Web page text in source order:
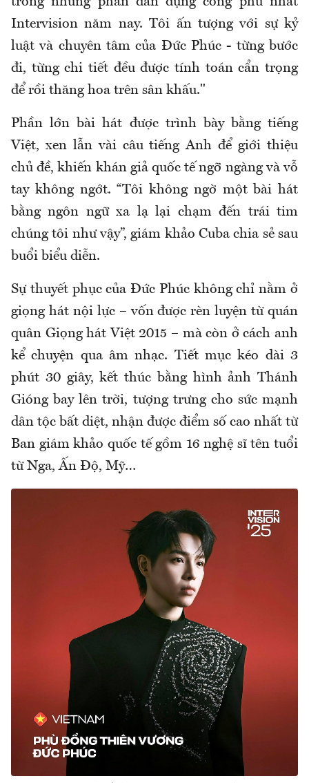
Intervision năm nay. Tôi ấn tượng với sự kỷ
luật và chuyên tâm của Đức Phúc - từng bước
đi, từng chi tiết đều được tính toán cẩn trọng
để rồi thăng hoa trên sân khấu."
Phần lớn bài hát được trình bày bằng tiếng
Việt, xen lẫn vài câu tiếng Anh để giới thiệu
chủ đề, khiến khán giả quốc tế ngỡ ngàng và vỗ
tay không ngớt. “Tôi không ngờ một bài hát
bằng ngôn ngữ xa lạ lại chạm đến trái tim
chúng tôi như vậy”, giám khảo Cuba chia sẻ sau
buổi biểu diễn.
Sự thuyết phục của Đức Phúc không chỉ nằm ở
giọng hát nội lực – vốn được rèn luyện từ quán
quân Giọng hát Việt 2015 – mà còn ở cách anh
kể chuyện qua âm nhạc. Tiết mục kéo dài 3
phút 30 giây, kết thúc bằng hình ảnh Thánh
Gióng bay lên trời, tượng trưng cho sức mạnh
dân tộc bất diệt, nhận được điểm số cao nhất từ
Ban giám khảo quốc tế gồm 16 nghệ sĩ tên tuổi
từ Nga, Ấn Độ, Mỹ…